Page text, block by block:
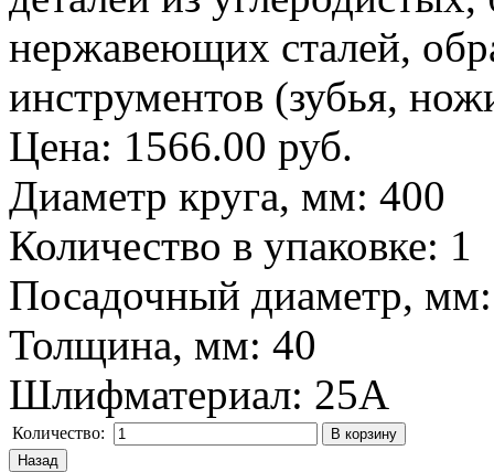
нержавеющих сталей,
инструментов (зубья,
Цена: 1566.00 руб.
Диаметр круга, мм: 400
Количество в упаковке: 1
Посадочный диаметр, мм
Толщина, мм: 40
Шлифматериал: 25A
Количество: